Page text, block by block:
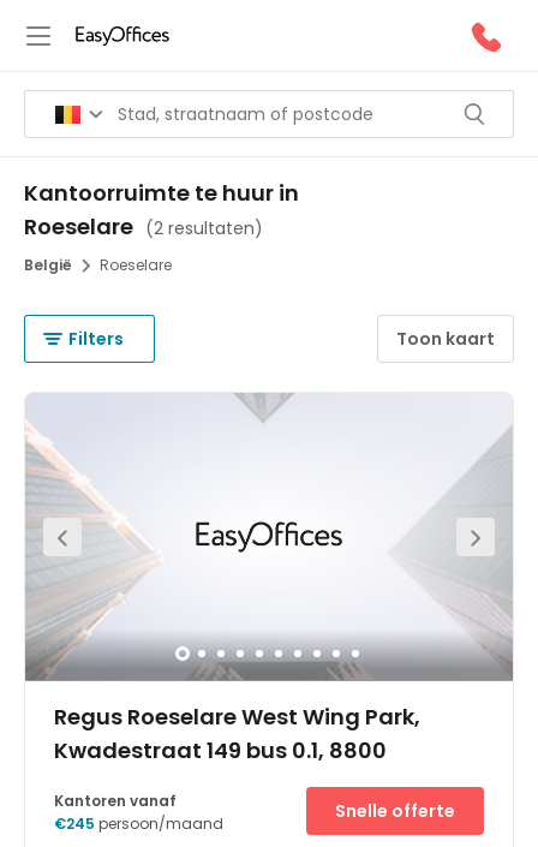
Kantoorruimte te huur in
Roeselare (2 resultaten)
België Roeselare
Filters Toon kaart
Regus Roeselare West Wing Park,
Kwadestraat 149 bus 0.1, 8800
Kantoren vanaf
€245 persoon/maand
Snelle offerte